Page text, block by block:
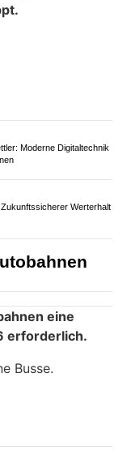
Moderne Digitaltechnik
Werterhalt
erforderlich.